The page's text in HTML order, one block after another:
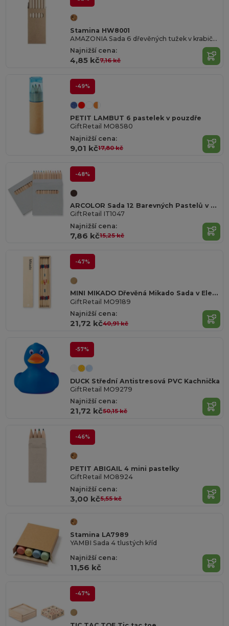
Stamina HW8001
AMAZONIA Sada 6 dřevěných tužek v krabičce z recyklované lepenky
Najnižší cena:
4,85 kč7,16 kč
-49%
PETIT LAMBUT 6 pastelek v pouzdře
GiftRetail MO8580
Najnižší cena:
9,01 kč17,80 kč
-48%
ARCOLOR Sada 12 Barevných Pastelů v Kartonové Krabičce
GiftRetail IT1047
Najnižší cena:
7,86 kč15,25 kč
-47%
MINI MIKADO Dřevěná Mikado Sada v Elegantní Krabičce
GiftRetail MO9189
Najnižší cena:
21,72 kč40,91 kč
-57%
DUCK Střední Antistresová PVC Kachnička
GiftRetail MO9279
Najnižší cena:
21,72 kč50,15 kč
-46%
PETIT ABIGAIL 4 mini pastelky
GiftRetail MO8924
Najnižší cena:
3,00 kč5,55 kč
Stamina LA7989
YAMBI Sada 4 tlustých kříd
Najnižší cena:
11,56 kč
-47%